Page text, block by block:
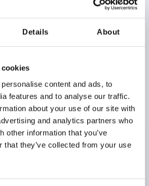
Details About
content and ads, to
features and to analyse our traffic.
about your use of our site with
and analytics partners who
other information that you’ve
that they’ve collected from your use
escamotables ou leur forme
de manutention de la société
une prise en main sûre. Elles
de transport.
la fabrication de poignées de
de poignées tubulaires
ses poignées de maintien, KIPP
afin de couvrir un large
Depuis l'acier rond à revêtement
par l'aluminium léger et le